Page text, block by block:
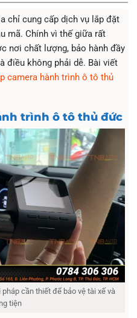
chỉ cung cấp dịch vụ lắp đặt
mã. Chính vì thế giữa rất
nơi chất lượng, bảo hành đầy
điều không phải dễ. Bài viết
camera hành trình ô tô thủ
trình ô tô thủ đức
cần thiết để bảo vệ tài xế và
tiện